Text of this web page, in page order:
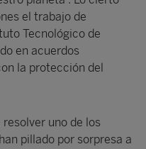
el trabajo de
Tecnológico de
en acuerdos
la protección del
uno de los
pillado por sorpresa a